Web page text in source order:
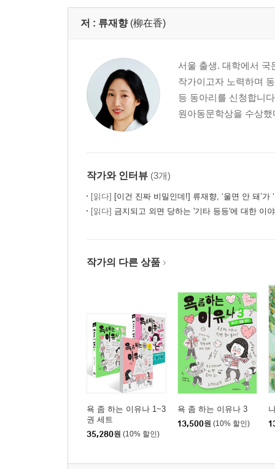
저 : 류재향 (柳在香)
서울 출생. 대학에서
작가이고자 노력하며
등 동아리를 신청합니
원아동문학상을 수상
작가와 인터뷰 (3개)
[읽다] [이건 진짜 비밀인데!] 류재향, ‘울면 안 돼’가 ‘울
[읽다] 금지되고 외면 당하는 '기타 등등'에 대한 이
작가의 다른 상품
욕 좀 하는 이유나 1~3
권 세트
35,280원 (10% 할인)
욕 좀 하는 이유나 3
13,500원 (10% 할인)